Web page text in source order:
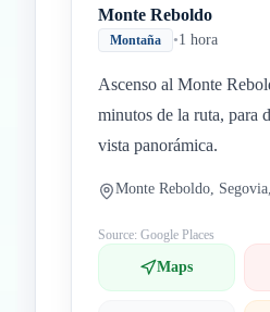
Monte Reboldo
Montaña •1 hora
Ascenso al Monte
minutos de la ruta, para
vista panorámica.
Monte Reboldo,
Source: Google Places
Maps